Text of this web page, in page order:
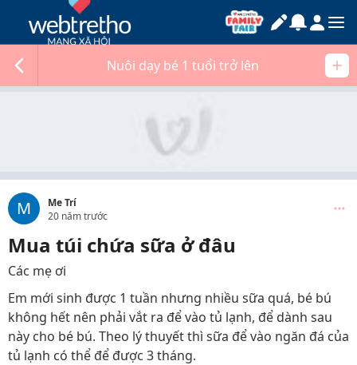
Nuôi dạy bé 1 tuổi trở lên
M
Me Trí
20 năm trước
Mua túi chứa sữa ở đâu
Các mẹ ơi
Em mới sinh được 1 tuần nhưng nhiều sữa quá, bé bú
không hết nên phải vắt ra để vào tủ lạnh, để dành sau
này cho bé bú. Theo lý thuyết thì sữa để vào ngăn đá của
tủ lạnh có thể để được 3 tháng.